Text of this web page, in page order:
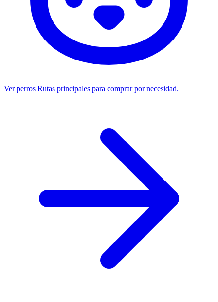
Ver perros Rutas principales para comprar por necesidad.